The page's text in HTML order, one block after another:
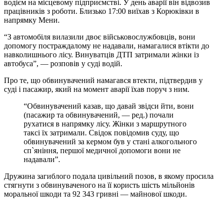
водієм на місцевому підприємстві. У день аварії він відвозив
працівників з роботи. Близько 17:00 виїхав з Корюківки в
напрямку Мени.
“З автомобіля вилазили двоє військовослужбовців, вони
допомогу постраждалому не надавали, намагалися втікти до
навколишнього лісу. Винуватців ДТП затримали жінки із
автобуса”, — розповів у суді водій.
Про те, що обвинувачений намагався втекти, підтвердив у
суді і пасажир, який на момент аварії їхав поруч з ним.
“Обвинувачений казав, що давай звідси йти, вони
(пасажир та обвинувачений, — ред.) почали
рухатися в напрямку лісу. Жінки з маршрутного
таксі їх затримали. Свідок повідомив суду, що
обвинувачений за кермом був у стані алкогольного
сп`яніння, першої медичної допомоги вони не
надавали”.
Дружина загиблого подала цивільний позов, в якому просила
стягнути з обвинуваченого на її користь шість мільйонів
моральної шкоди та 92 343 гривні — майнової шкоди.